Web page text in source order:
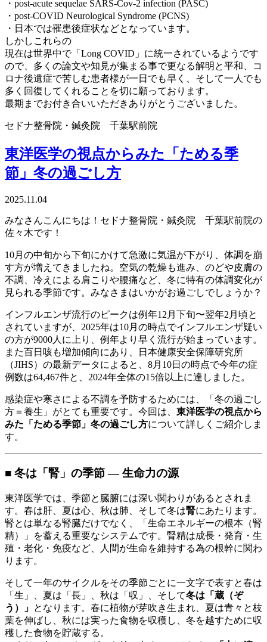
・post-acute sequelae SARS-Cov-2 infection (PASC)
・post-COVID Neurological Syndrome (PCNS)
・日本では罹患後症状などとなっています。
しかしこれらの
現在は世界中で「Long COVID」に統一されているようです
ので、多くの論文や知見が集まる事で更なる解明と平和、コ
ロナ後遺症で苦しむ患者様が一日でも早く、そして一人でも
多く回復してくれることを切に願っております。
最期までお付き合いいただきありがとうございました。
セドナ整骨院・鍼灸院 千葉駅前院
東洋医学の視点からみた「ためる季
節」冬の過ごし方
2025.11.04
みなさんこんにちは！セドナ整骨院・鍼灸院 千葉駅前院の
佐々木です！
10月の中旬から下旬にかけて急激に気温が下がり、体調を崩
す方が増えてきましたね。空気の乾燥も進み、のどや皮膚の
不調、冷えによる肩こりや腰痛など、冬に特有の体調変化が
見られる季節です。みなさまはいかがお過ごしでしょうか？
インフルエンザ流行のピークは例年12月下旬〜翌年2月頃と
されていますが、2025年は10月の時点でインフルエンザ疑い
の方が9000人に上り、例年より早く流行が始まっています。
また百日咳も増加傾向にあり、日本健康安全保障研究所
（JIHS）の最新データによると、8月10日の時点で今年の症
例数は64,467件と、2024年全体の15倍以上に達しました。
感染症や寒さによる不調を予防するためには、「冬の過ごし
方＝養生」がとても重要です。今回は、 東洋医学の視点から
みた「ためる季節」冬の過ごし方について詳しくご紹介しま
す。
■ 冬は「腎」の季節 ― 生命力の源
東洋医学では、季節と臓腑には深い関わりがあるとされま
す。春は肝、夏は心、秋は肺、そして冬は腎にあたります。
腎とは単なる腎臓だけでなく、「生命エネルギーの根本（腎
精）」を蓄える重要なシステムです。腎精は成長・発育・生
殖・老化・免疫など、人間が生命を維持する為の根幹に関わ
ります。
そして一年のサイクルをその季節ごとに一文字で表すと春は
「生」、夏は「長」、秋は「収」、そして冬は「蔵（ぞ
う）」 となります。春に植物が芽吹き生まれ、夏は青々と枝
葉を伸ばし、秋には実った食物を収穫し、冬を越すために収
穫した食物を貯蔵する。